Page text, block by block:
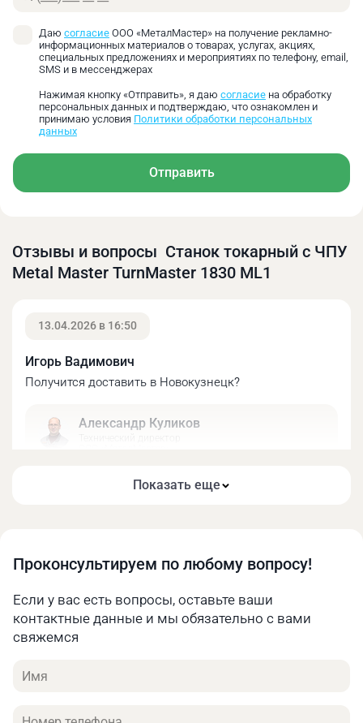
Перемещение задней бабки осуществляется
вручную.
4-х позиционный резцедержатель для установки
Даю согласие ООО «МеталМастер» на получение рекламно-
информационных материалов о товарах, услугах, акциях,
специальных предложениях и мероприятиях по телефону, email,
SMS и в мессенджерах
Нажимая кнопку «Отправить», я даю согласие на обработку
персональных данных и подтверждаю, что ознакомлен и
принимаю условия Политики обработки персональных
данных
Отправить
Отзывы и вопросы Станок токарный с ЧПУ
Metal Master TurnMaster 1830 ML1
13.04.2026 в 16:50
Игорь Вадимович
Получится доставить в Новокузнецк?
Александр Куликов
ответят на все ваши вопросы по оплате и
26.03.2026 в 15:21
Максим Максим
Подскажите, сколько весит станок?
Показать еще
Проконсультируем по любому вопросу!
Если у вас есть вопросы, оставьте ваши
контактные данные и мы обязательно с вами
свяжемся
Имя
Телефон